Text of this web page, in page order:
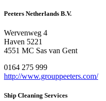
Peeters Netherlands B.V.
Wervenweg 4
Haven 5221
4551 MC Sas van Gent
0164 275 999
http://www.grouppeeters.com/
Ship Cleaning Services